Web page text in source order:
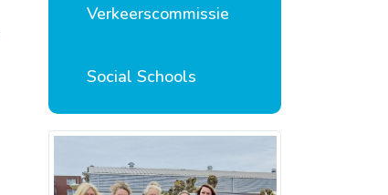
Verkeerscommissie
Social Schools